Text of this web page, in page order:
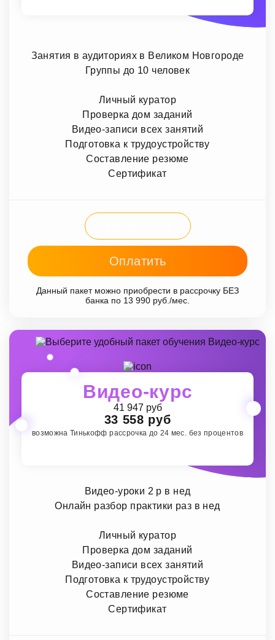
Занятия в аудиториях в Великом Новгороде
Группы до 10 человек
Личный куратор
Проверка дом заданий
Видео-записи всех занятий
Подготовка к трудоустройству
Составление резюме
Сертификат
Оплатить
Данный пакет можно приобрести в рассрочку БЕЗ
банка по 13 990 руб./мес.
Видео-курс
41 947 руб
33 558 руб
возможна Тинькофф рассрочка до 24 мес. без процентов
Видео-уроки 2 р в нед
Онлайн разбор практики раз в нед
Личный куратор
Проверка дом заданий
Видео-записи всех занятий
Подготовка к трудоустройству
Составление резюме
Сертификат